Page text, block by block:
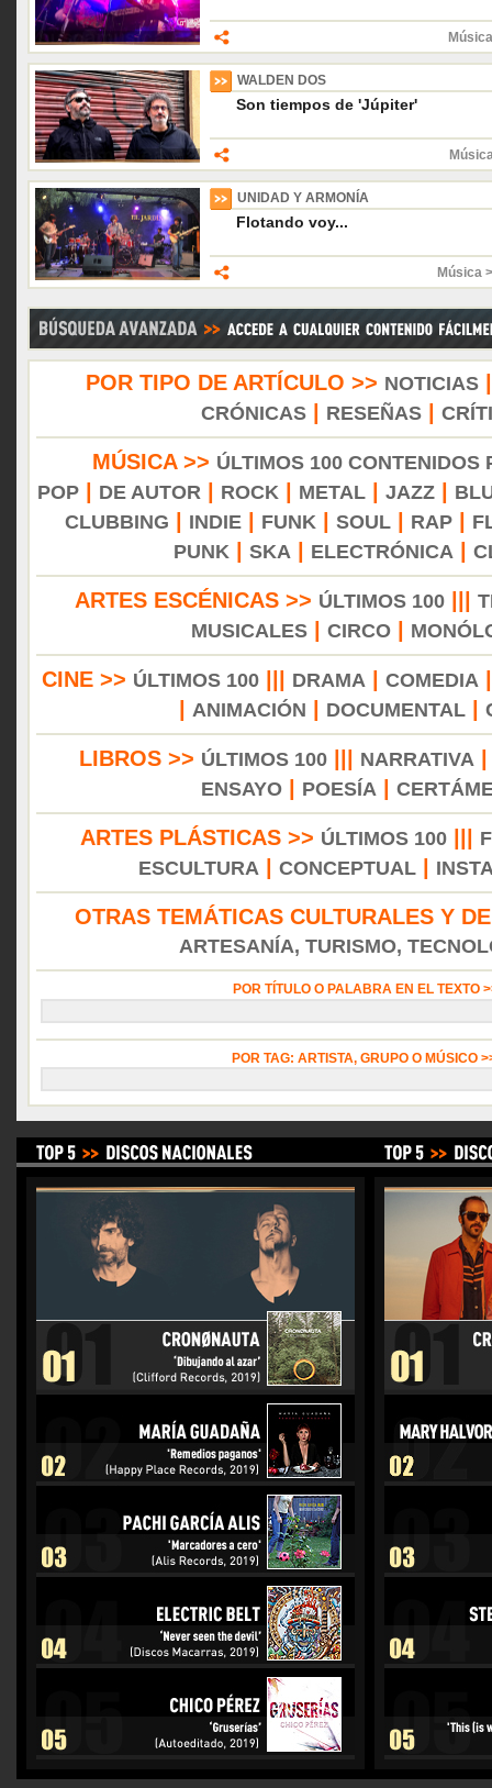
WALDEN DOS
Son tiempos de 'Júpiter'
UNIDAD Y ARMONÍA
Flotando voy...
Música
POR TIPO DE ARTÍCULO >> NOTICIAS
CRÓNICAS| RESEÑAS|
MÚSICA >> ÚLTIMOS 100 CONTENIDOS
POP| DE AUTOR ROCK METAL| JAZZ|
CLUBBING
INDIE| FUNK SOUL| RAP|
PUNK
SKA ELECTRÓNICA
ARTES ESCÉNICAS >> ÚLTIMOS 100
MUSICALES
CIRCO
CINE >> ÚLTIMOS 100||| DRAMA COMEDIA
ANIMACIÓN DOCUMENTAL|
LIBROS >> ÚLTIMOS 100 NARRATIVA
ENSAYO| POESÍA
ARTES PLÁSTICAS >> ÚLTIMOS 100|||
ESCULTURA
CONCEPTUAL
OTRAS TEMÁTICAS CULTURALES Y
ARTESANÍA, TURISMO,
POR TÍTULO O PALABRA EN EL TEXTO
POR TAG: ARTISTA, GRUPO O MÚSICO